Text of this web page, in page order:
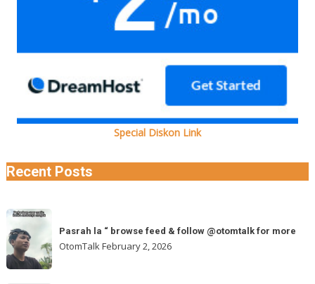
Special Diskon Link
Recent Posts
Pasrah
la
browse
Pasrah la “ browse feed & follow @otomtalk for more
OtomTalkFebruary 2, 2026